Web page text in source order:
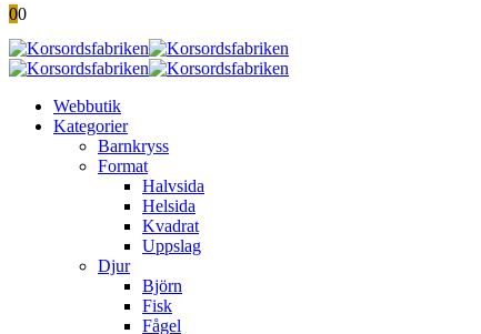
00
Webbutik
Kategorier
Barnkryss
Format
Halvsida
Helsida
Kvadrat
Uppslag
Djur
Björn
Fisk
Fågel